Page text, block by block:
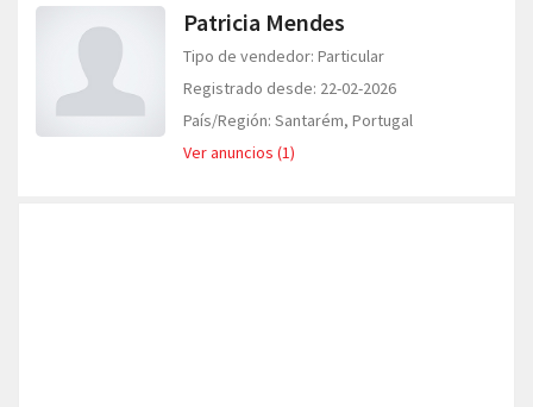
Patricia Mendes
Tipo de vendedor: Particular
Registrado desde: 22-02-2026
País/Región: Santarém, Portugal
Ver anuncios (1)